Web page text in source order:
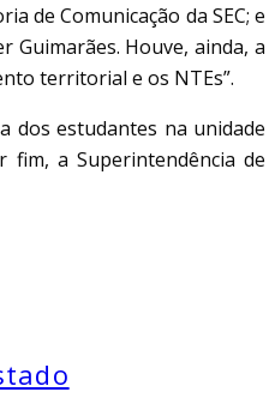
de Comunicação da SEC; e
Guimarães. Houve, ainda, a
territorial e os NTEs”.
dos estudantes na unidade
fim, a Superintendência de